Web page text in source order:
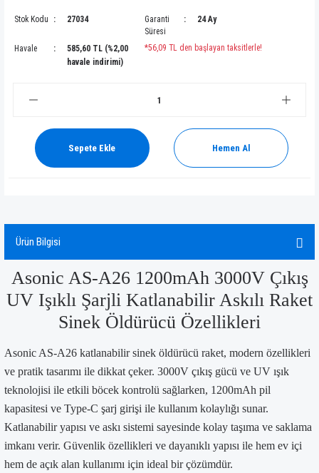
Stok Kodu 27034
Garanti
Süresi
24 Ay
Havale
585,60 TL (%2,00
havale indirimi)
*56,09 TL den başlayan taksitlerle!
Sepete Ekle Hemen Al
Ürün Bilgisi
Asonic AS-A26 1200mAh 3000V Çıkış
UV Işıklı Şarjli Katlanabilir Askılı Raket
Sinek Öldürücü Özellikleri
Asonic AS-A26 katlanabilir sinek öldürücü raket, modern özellikleri
ve pratik tasarımı ile dikkat çeker. 3000V çıkış gücü ve UV ışık
teknolojisi ile etkili böcek kontrolü sağlarken, 1200mAh pil
kapasitesi ve Type-C şarj girişi ile kullanım kolaylığı sunar.
Katlanabilir yapısı ve askı sistemi sayesinde kolay taşıma ve saklama
imkanı verir. Güvenlik özellikleri ve dayanıklı yapısı ile hem ev içi
hem de açık alan kullanımı için ideal bir çözümdür.